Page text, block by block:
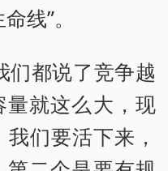
线”。
们都说了竞争越
就这么大，现
们要活下来，